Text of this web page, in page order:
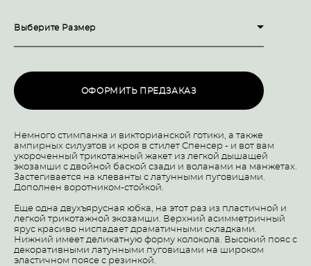
Выберите Размер
ОФОРМИТЬ ПРЕДЗАКАЗ
Немного стимпанка и викторианской готики, а также
ампирных силуэтов и кроя в стилет Спенсер - и вот вам
укороченный трикотажный жакет из легкой дышащей
экозамши с двойной баской сзади и воланами на манжетах.
Застегивается на клеванты с латунными пуговицами.
Дополнен воротником-стойкой.
Еще одна двухъярусная юбка, на этот раз из пластичной и
легкой трикотажной экозамши. Верхний асимметричный
ярус красиво ниспадает драматичными складками.
Нижний имеет деликатную форму колокола. Высокий пояс с
декоративными латунными пуговицами на широком
эластичном поясе с резинкой.